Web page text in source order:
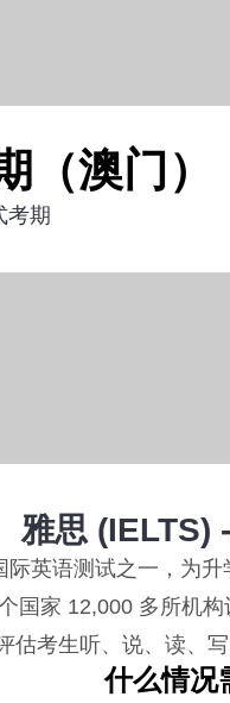
（澳门）
考期
雅思 (IELTS)
英语测试之一，为
国家 12,000 多所机
估考生听、说、读、
什么情况